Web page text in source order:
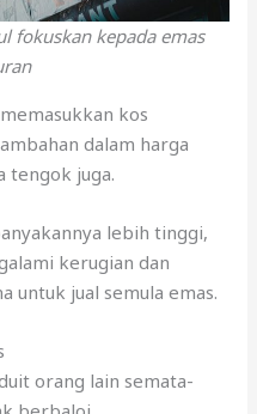
kos
dalam harga
juga.
lebih tinggi,
kerugian dan
untuk jual semula emas.
orang lain semata-
berbaloi.
untuk beli emas, dah la
yang tinggi. Dan belum